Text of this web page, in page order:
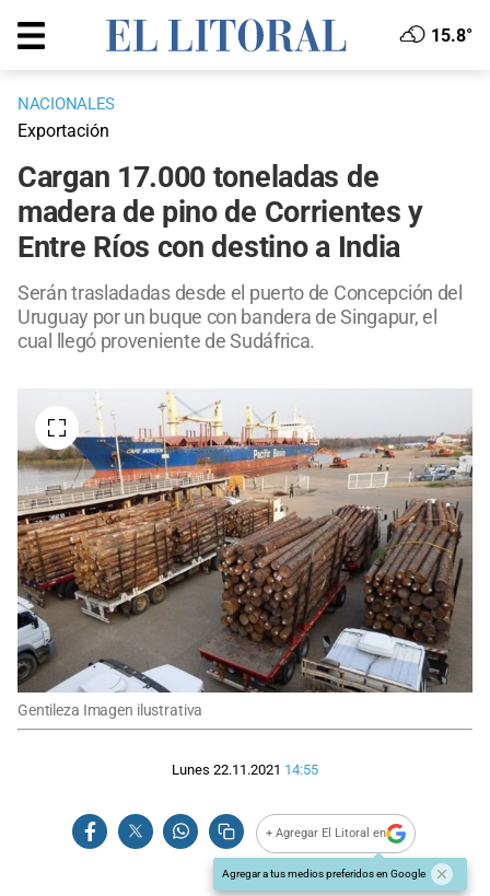
15.8°
NACIONALES
Exportación
Cargan 17.000 toneladas de
madera de pino de Corrientes y
Entre Ríos con destino a India
Serán trasladadas desde el puerto de Concepción del
Uruguay por un buque con bandera de Singapur, el
cual llegó proveniente de Sudáfrica.
Gentileza Imagen ilustrativa
Lunes 22.11.2021 14:55
+ Agregar El Litoral en
Agregar a tus medios preferidos en Google